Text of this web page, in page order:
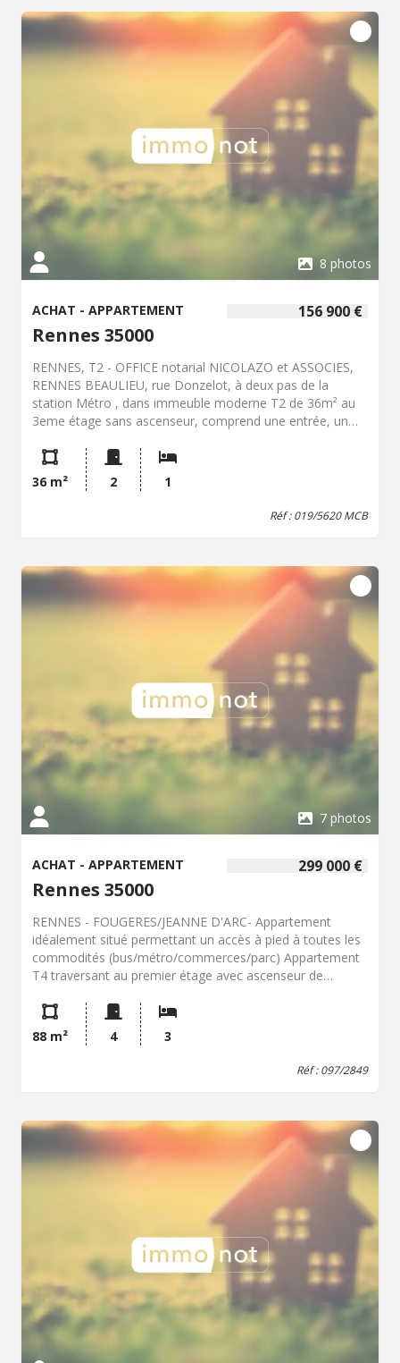
Chauffage gaz assuré par des convecteurs électrique,
ballon d'eau chaude remplacé il y a 3 ans. DPE : C
(149kWh/M²/an). Gaz à effet de serre : A (5kg CO2/M²/an)
Montant estimé des dépenses annuelles d'énergie pour
un usage standard : entre 1240€ et 1730€ par an. Prix
moyens des énergies indexés sur les années 2021, 2022,
2023 (abonnements compris). Bien vendu soumis au
statut de la copropriété Nombre de lots : 151 (dont 47
d'habitation) Montant annuel des charges de copropriété
1202.39€ soit 100.19€ par mois comprenant l'entretien de
l'immeuble et l'eau froide. Pas de procédure en cours. Prix
: 249.600€ Honoraires de négociation Inclus. Soit,
240.000€ hors honoraires + 9.600€ TTC d'honoraires à la
charge de l'acquéreur (soit 4% TTC)
8 photos
156 900 €
ACHAT - APPARTEMENT
Rennes 35000
RENNES, T2 - OFFICE notarial NICOLAZO et ASSOCIES,
RENNES BEAULIEU, rue Donzelot, à deux pas de la
station Métro , dans immeuble moderne T2 de 36m² au
3eme étage sans ascenseur, comprend une entrée, un
salle d'eau, W.C. Terrasse exposé OUEST. Chauffage
électrique. LIBRE. Pour habiter ou investir. - Classe
énergie : D - Classe climat : B - Montant estimé des
dépenses annuelles d'énergie pour un usage standard :
Négo :150 000 € - Réf : 019/5620 MCB
36 m² 2 1
Réf : 019/5620 MCB
7 photos
299 000 €
ACHAT - APPARTEMENT
Rennes 35000
RENNES - FOUGERES/JEANNE D'ARC- Appartement
idéalement situé permettant un accès à pied à toutes les
commodités (bus/métro/commerces/parc) Appartement
T4 traversant au premier étage avec ascenseur de
cave et un grenier. L'appartement se compose comme
suit : Entrée, un agréable salon-séjour avec un accès sur
un balcon exposé sud-ouest, une cuisine aménagée et
équipée, cellier, dégagement desservant trois chambres
pour obtenir une pièce de vie de 38m². De plus, il
bénéficie à l'accès privatif à un garage fermé de 18m², un
grenier de 12m² et une cave. ***** Chauffage gaz assuré
une chaudière collective DPE : D (185kWh/M²/an). Gaz à
effet de serre : D (40kg CO2/M²/an) Montant estimé des
dépenses annuelles d'énergie pour un usage standard :
entre 1.310€ et 1.810€ par an. Prix moyens des énergies
indexés sur les années 2021, 2022, 2023 (abonnements
compris). Bien vendu soumis au statut de la copropriété
Nombre de lots : 60 (dont 15 d'habitation) Montant
annuel des charges de copropriété 2954.83€ soit 246.23€
par mois comprenant l'entretien de l'immeuble, le
chauffage et l'eau chaude. Pas de procédure en cours.
Prix : 299.000€ Honoraires de négociation Inclus. Soit,
88 m² 4 3
Réf : 097/2849